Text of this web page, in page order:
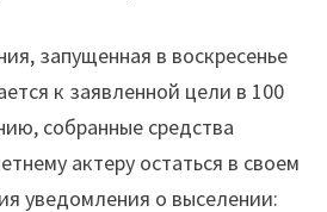
запущенная в воскресенье
к заявленной цели в 100
собранные средства
актеру остаться в своем
уведомления о выселении: